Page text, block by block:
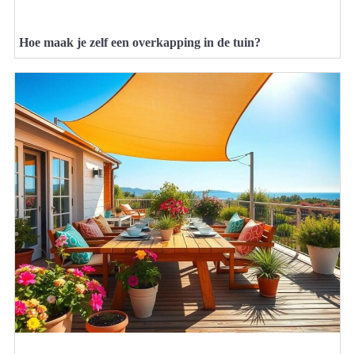
Hoe maak je zelf een overkapping in de tuin?